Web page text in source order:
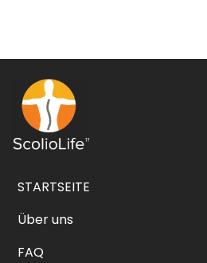
STARTSEITE
Über uns
FAQ